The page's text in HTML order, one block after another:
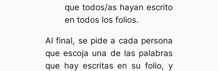
que todos/as hayan escrito
en todos los folios.
Al final, se pide a cada persona
que escoja una de las palabras
que hay escritas en su folio, y